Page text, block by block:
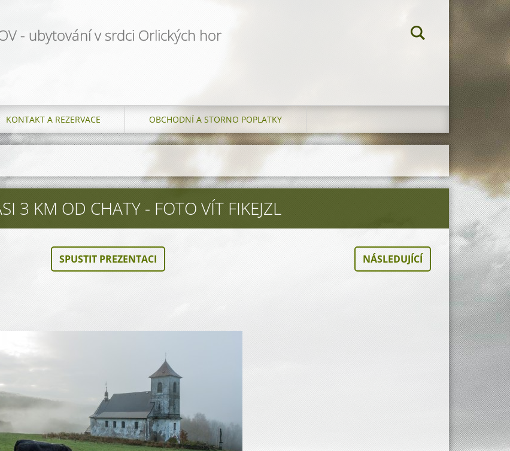
- ubytování v srdci Orlických hor
KONTAKT A REZERVACE OBCHODNÍ A STORNO POPLATKY
3 KM OD CHATY - FOTO VÍT FIKEJZL
SPUSTIT PREZENTACI NÁSLEDUJÍCÍ